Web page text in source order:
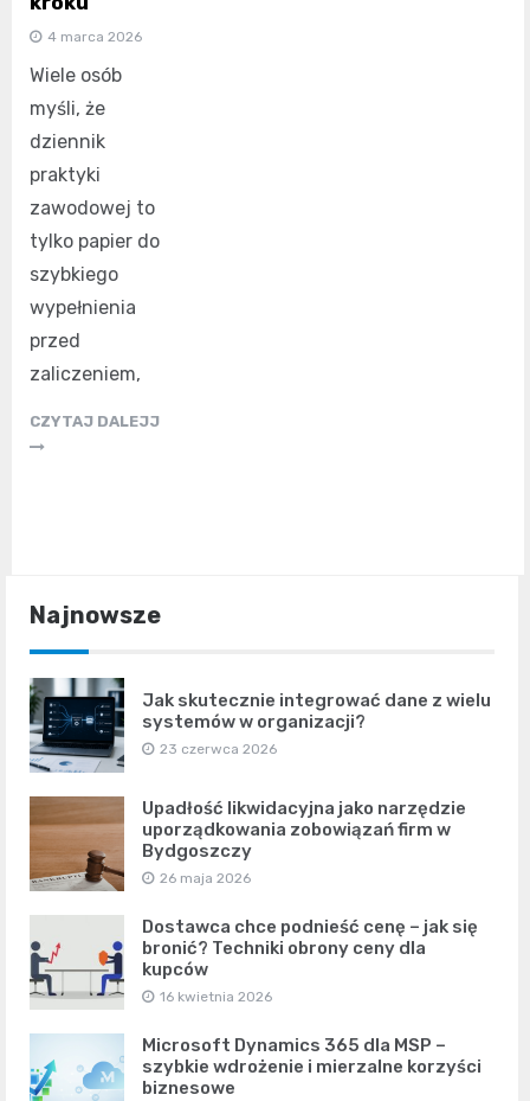
4 marca 2026
Wiele osób
myśli, że
dziennik
praktyki
zawodowej to
tylko papier do
szybkiego
wypełnienia
przed
zaliczeniem,
CZYTAJ DALEJJ
Najnowsze
Jak skutecznie integrować dane z wielu
systemów w organizacji?
23 czerwca 2026
Upadłość likwidacyjna jako narzędzie
uporządkowania zobowiązań firm w
Bydgoszczy
26 maja 2026
Dostawca chce podnieść cenę – jak się
bronić? Techniki obrony ceny dla
kupców
16 kwietnia 2026
Microsoft Dynamics 365 dla MSP –
szybkie wdrożenie i mierzalne korzyści
biznesowe